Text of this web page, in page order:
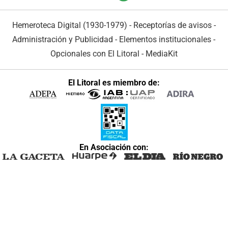
Hemeroteca Digital (1930-1979) - Receptorías de avisos -
Administración y Publicidad - Elementos institucionales -
Opcionales con El Litoral - MediaKit
El Litoral es miembro de:
En Asociación con: